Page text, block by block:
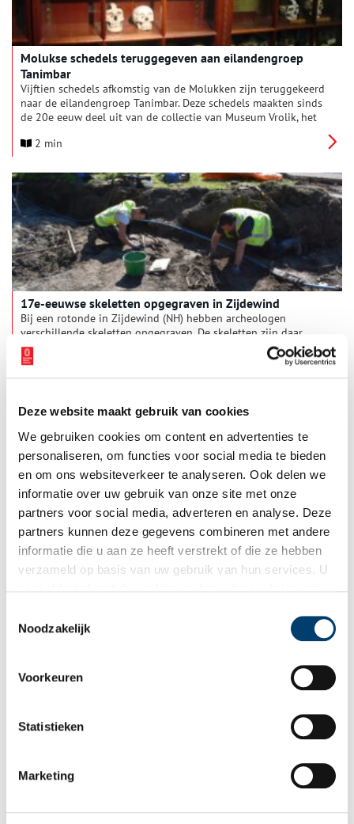
Deze website maakt gebruik van cookies
We gebruiken cookies om content en advertenties te
personaliseren, om functies voor social media te bieden
en om ons websiteverkeer te analyseren. Ook delen we
informatie over uw gebruik van onze site met onze
partners voor social media, adverteren en analyse. Deze
partners kunnen deze gegevens combineren met andere
informatie die u aan ze heeft verstrekt of die ze hebben
verzameld op basis van uw gebruik van hun services. U
Noodzakelijk
Voorkeuren
Statistieken
Marketing
Molukse schedels teruggegeven aan eilandengroep
Tanimbar
Vijftien schedels afkomstig van de Molukken zijn teruggekeerd
naar de eilandengroep Tanimbar. Deze schedels maakten sinds
de 20e eeuw deel uit van de collectie van Museum Vrolik, het
2 min
17e-eeuwse skeletten opgegraven in Zijdewind
Bij een rotonde in Zijdewind (NH) hebben archeologen
verschillende skeletten opgegraven. De skeletten zijn daar
vermoedelijk in de zeventiende eeuw begraven, toen de
Sijdenskerk er nog stond. Deze kerk is in 1850 buiten gebruik
geraakt en in 1970 gesloopt.
Wie was de oudste Haarlemmer?
De huidige Grote of St. Bavokerk was niet het eerste godshuis
in het hart van de middeleeuwse stad Haarlem. Onder de
daarbij een deel van een skelet, het oudste dat tot nu toe is
gevonden in Haarlem. Wie was deze Haarlemmer en wanneer
We weten nog steeds niet hoe de dino’s van 66 miljoen